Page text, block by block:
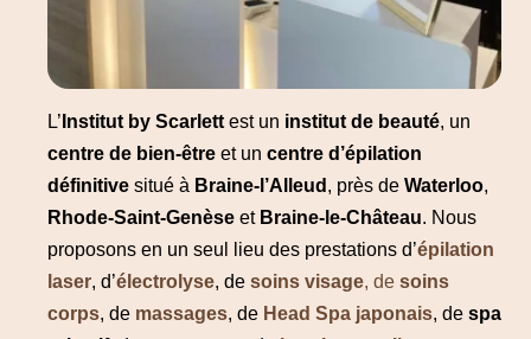
L’ Institut by Scarlett est un institut de beauté, un
centre de bien-être et un centre d’épilation
définitive situé à Braine-l’Alleud , près de Waterloo,
Rhode-Saint-Genèse et Braine-le-Château. Nous
proposons en un seul lieu des prestations d’épilation
laser, d’électrolyse, de soins visage, de soins
corps, de massages, de Head Spa japonais, de spa